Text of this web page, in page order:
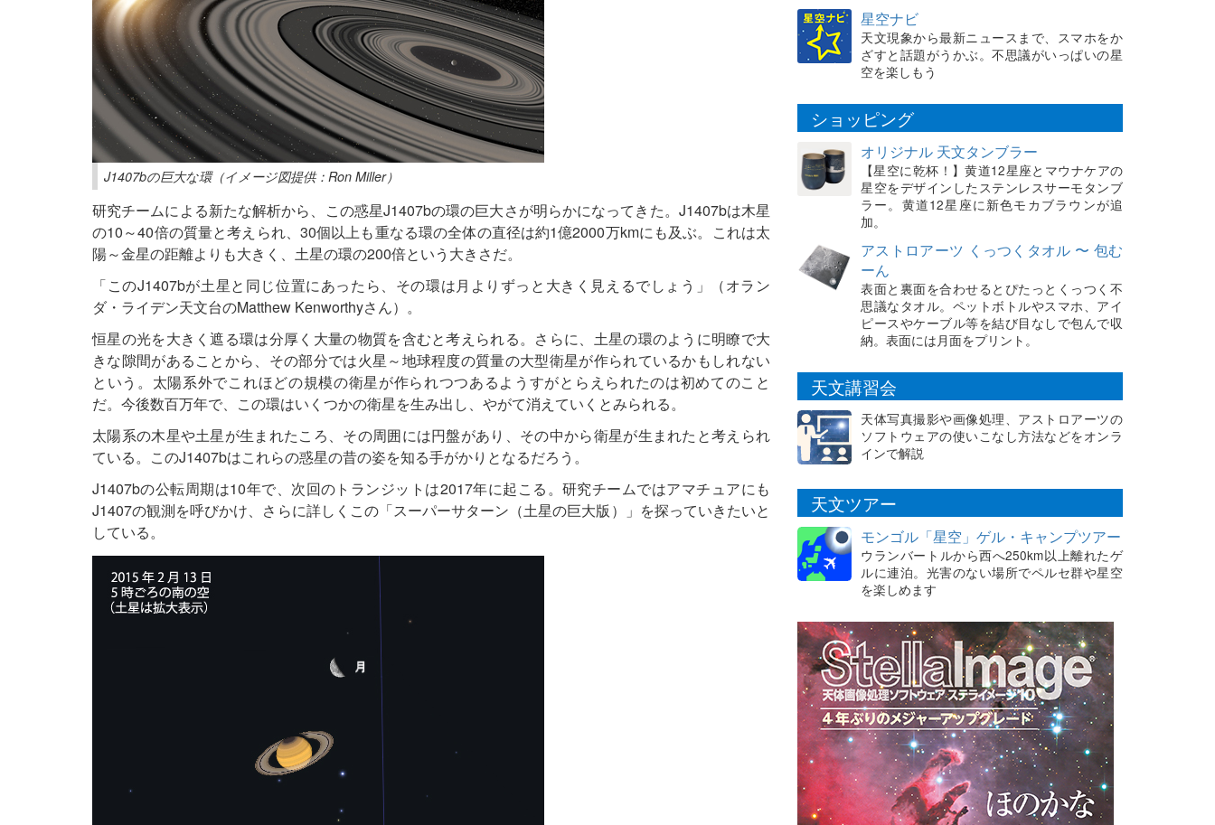
J1407bの巨大な環（イメージ図提供：Ron Miller）
研究チームによる新たな解析から、この惑星J1407bの環の巨大さが明らかになってきた。J1407bは木星
の10～40倍の質量と考えられ、30個以上も重なる環の全体の直径は約1億2000万kmにも及ぶ。これは太
陽～金星の距離よりも大きく、土星の環の200倍という大きさだ。
「このJ1407bが土星と同じ位置にあったら、その環は月よりずっと大きく見えるでしょう」（オラン
ダ・ライデン天文台のMatthew Kenworthyさん）。
恒星の光を大きく遮る環は分厚く大量の物質を含むと考えられる。さらに、土星の環のように明瞭で大
きな隙間があることから、その部分では火星～地球程度の質量の大型衛星が作られているかもしれない
という。太陽系外でこれほどの規模の衛星が作られつつあるようすがとらえられたのは初めてのこと
だ。今後数百万年で、この環はいくつかの衛星を生み出し、やがて消えていくとみられる。
太陽系の木星や土星が生まれたころ、その周囲には円盤があり、その中から衛星が生まれたと考えられ
ている。このJ1407bはこれらの惑星の昔の姿を知る手がかりとなるだろう。
J1407bの公転周期は10年で、次回のトランジットは2017年に起こる。研究チームではアマチュアにも
J1407の観測を呼びかけ、さらに詳しくこの「スーパーサターン（土星の巨大版）」を探っていきたいと
している。
星空ナビ
天文現象から最新ニュースまで、スマホをか
ざすと話題がうかぶ。不思議がいっぱいの星
空を楽しもう
ショッピング
オリジナル 天文タンブラー
【星空に乾杯！】黄道12星座とマウナケアの
星空をデザインしたステンレスサーモタンブ
ラー。黄道12星座に新色モカブラウンが追
加。
アストロアーツ くっつくタオル 〜 包む
ーん
表面と裏面を合わせるとぴたっとくっつく不
思議なタオル。ペットボトルやスマホ、アイ
ピースやケーブル等を結び目なしで包んで収
納。表面には月面をプリント。
天文講習会
天体写真撮影や画像処理、アストロアーツの
ソフトウェアの使いこなし方法などをオンラ
インで解説
天文ツアー
モンゴル「星空」ゲル・キャンプツアー
ウランバートルから西へ250km以上離れたゲ
ルに連泊。光害のない場所でペルセ群や星空
を楽しめます